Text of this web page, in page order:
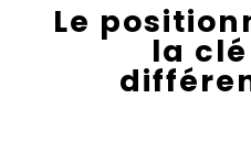
Le
la